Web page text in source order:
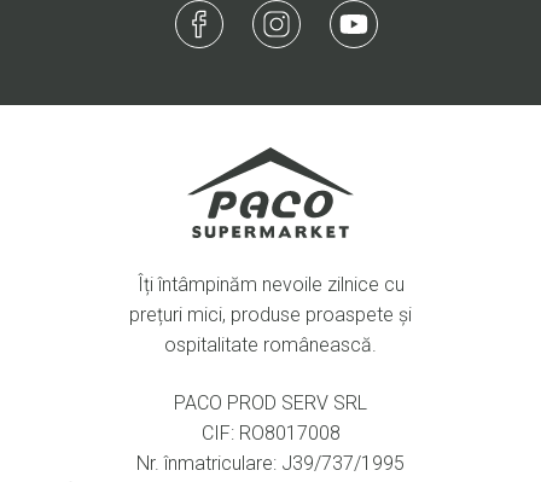
Îți întâmpinăm nevoile zilnice cu
prețuri mici, produse proaspete și
ospitalitate românească.
PACO PROD SERV SRL
CIF: RO8017008
Nr. înmatriculare: J39/737/1995